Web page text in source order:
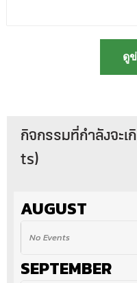
ดู
กิจกรรมที่กำลังจะ
ts)
AUGUST
No Events
SEPTEMBER